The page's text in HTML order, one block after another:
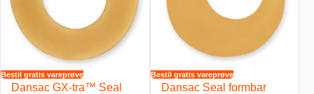
Bestil gratis vareprøve
Dansac GX-tra™ Seal
Bestil gratis vareprøve
Dansac Seal formbar